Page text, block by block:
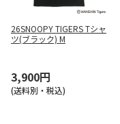
26SNOOPY TIGERS Tシャ
ツ(ブラック) M
3,900円
(送料別・税込)